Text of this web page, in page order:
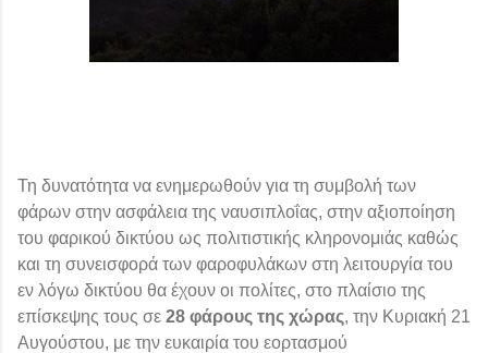
Τη δυνατότητα να ενημερωθούν για τη συμβολή των
φάρων στην ασφάλεια της ναυσιπλοΐας, στην αξιοποίηση
του φαρικού δικτύου ως πολιτιστικής κληρονομιάς καθώς
και τη συνεισφορά των φαροφυλάκων στη λειτουργία του
εν λόγω δικτύου θα έχουν οι πολίτες, στο πλαίσιο της
επίσκεψης τους σε 28 φάρους της χώρας, την Κυριακή 21
Αυγούστου, με την ευκαιρία του εορτασμού